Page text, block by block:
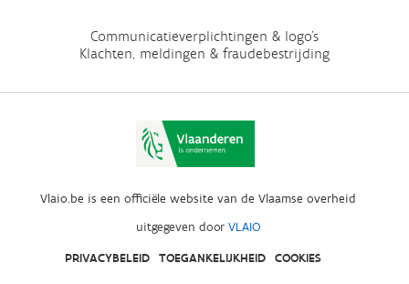
Communicatieverplichtingen & logo's
Klachten, meldingen & fraudebestrijding
Vlaio.be is een officiële website van de Vlaamse overheid
uitgegeven door VLAIO
PRIVACYBELEID TOEGANKELIJKHEID COOKIES